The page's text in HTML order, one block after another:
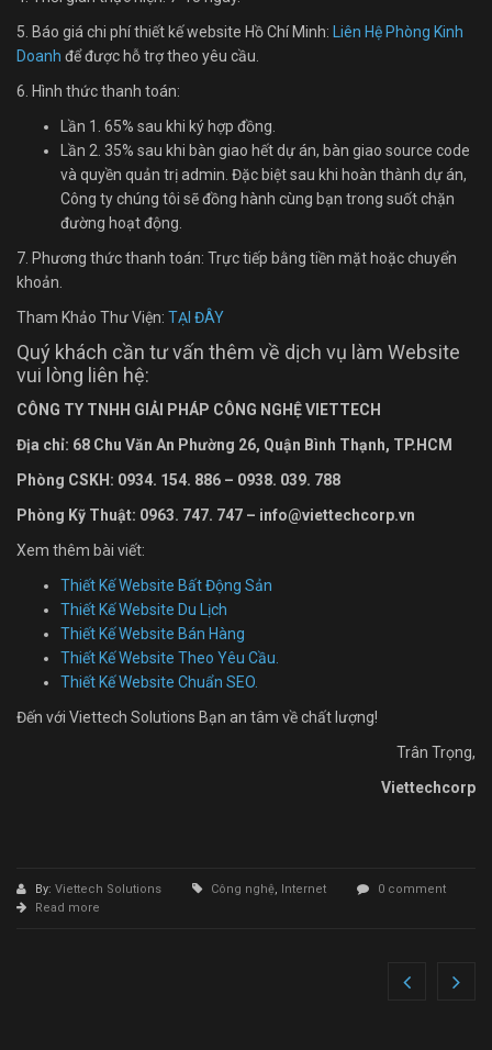
5. Báo giá chi phí thiết kế website Hồ Chí Minh: Liên Hệ Phòng Kinh
Doanh để được hỗ trợ theo yêu cầu.
6. Hình thức thanh toán:
Lần 1. 65% sau khi ký hợp đồng.
Lần 2. 35% sau khi bàn giao hết dự án, bàn giao source code
và quyền quản trị admin. Đặc biệt sau khi hoàn thành dự án,
Công ty chúng tôi sẽ đồng hành cùng bạn trong suốt chặn
đường hoạt động.
7. Phương thức thanh toán: Trực tiếp bằng tiền mặt hoặc chuyển
khoản.
Tham Khảo Thư Viện: TẠI ĐÂY
Quý khách cần tư vấn thêm về dịch vụ làm Website
vui lòng liên hệ:
CÔNG TY TNHH GIẢI PHÁP CÔNG NGHỆ VIETTECH
Địa chỉ: 68 Chu Văn An Phường 26, Quận Bình Thạnh, TP.HCM
Phòng CSKH: 0934. 154. 886 – 0938. 039. 788
Phòng Kỹ Thuật: 0963. 747. 747 – info@viettechcorp.vn
Xem thêm bài viết:
Thiết Kế Website Bất Động Sản
Thiết Kế Website Du Lịch
Thiết Kế Website Bán Hàng
Thiết Kế Website Theo Yêu Cầu.
Thiết Kế Website Chuẩn SEO.
Đến với Viettech Solutions Bạn an tâm về chất lượng!
Trân Trọng,
Viettechcorp
By: Viettech Solutions Công nghệ, Internet
0 comment
Read more